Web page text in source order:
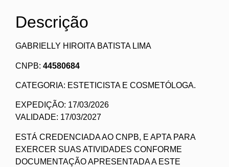
Descrição
GABRIELLY HIROITA BATISTA LIMA
CNPB: 44580684
CATEGORIA: ESTETICISTA E COSMETÓLOGA.
EXPEDIÇÃO: 17/03/2026
VALIDADE: 17/03/2027
ESTÁ CREDENCIADA AO CNPB, E APTA PARA
EXERCER SUAS ATIVIDADES CONFORME
DOCUMENTAÇÃO APRESENTADA A ESTE